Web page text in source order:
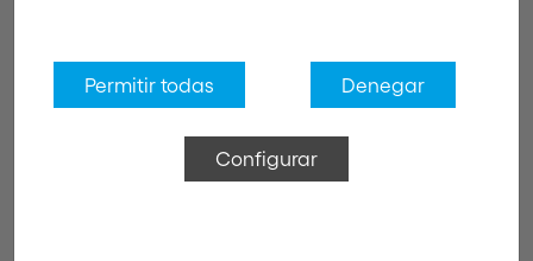
Permitir todas Denegar
Configurar